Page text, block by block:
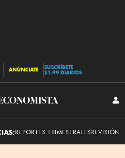
ANÚNCIATE
SUSCRÍBETE
$1.99 DIARIOS
El
REPORTES TRIMESTRALESREVISIÓN